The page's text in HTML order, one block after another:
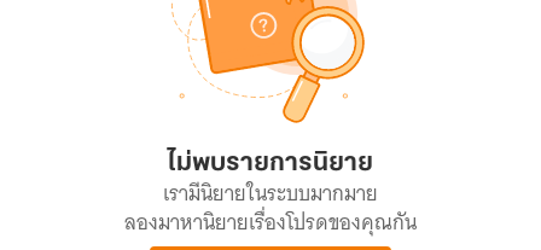
ไม่พบรายการนิยาย
เรามีนิยายในระบบมากมาย
ลองมาหานิยายเรื่องโปรดของคุณกัน